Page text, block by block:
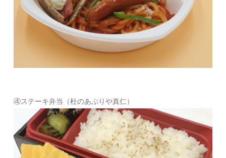
④ステーキ弁当（杜のあぶりや真仁）